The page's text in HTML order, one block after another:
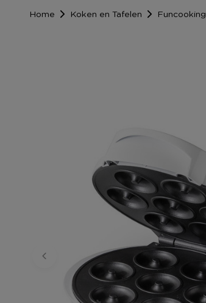
Home Koken en Tafelen Funcooking